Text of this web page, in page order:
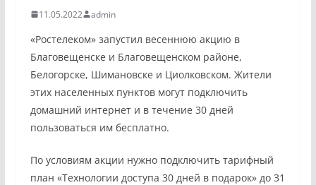
11.05.2022 admin
«Ростелеком» запустил весеннюю акцию в
Благовещенске и Благовещенском районе,
Белогорске, Шимановске и Циолковском. Жители
этих населенных пунктов могут подключить
домашний интернет и в течение 30 дней
пользоваться им бесплатно.
По условиям акции нужно подключить тарифный
план «Технологии доступа 30 дней в подарок» до 31